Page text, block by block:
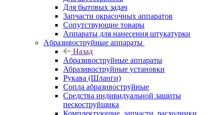
Для бытовых задач
Запчасти окрасочных аппаратов
Сопутствующие товары
Аппараты для нанесения штукатурки
Aбразивоструйные аппараты
Назад
Aбразивоструйные аппараты
Абразивоструйные установки
Рукава (Шланги)
Сопла абразивоструйные
Средства индивидуальной защиты
пескоструйщика
Комплектующие, запчасти, расходники